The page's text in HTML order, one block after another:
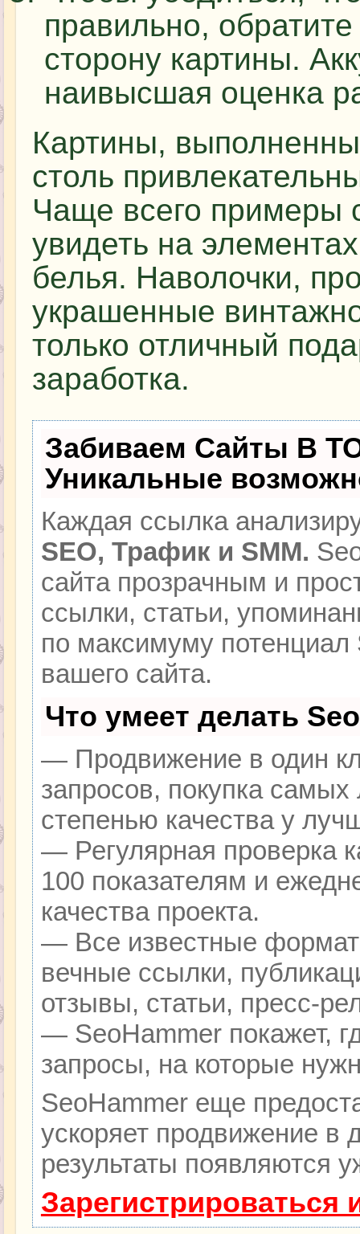
правильно,
сторону картины.
наивысшая оценка
Картины,
столь
Чаще всего примеры
увидеть на
белья. Наволочки,
украшенные
только отличный
заработка.
Забиваем Сайты В
Уникальные
Каждая ссылка
SEO, Трафик и SMM.
сайта прозрачным и
ссылки, статьи,
по максимуму
вашего сайта.
Что умеет делать
— Продвижение в один
запросов, покупка
степенью качества у
— Регулярная проверка
100 показателям и
качества проекта.
— Все известные
вечные ссылки,
отзывы, статьи, пресс-
— SeoHammer покажет,
запросы, на которые
SeoHammer еще
ускоряет продвижение в
результаты появляются